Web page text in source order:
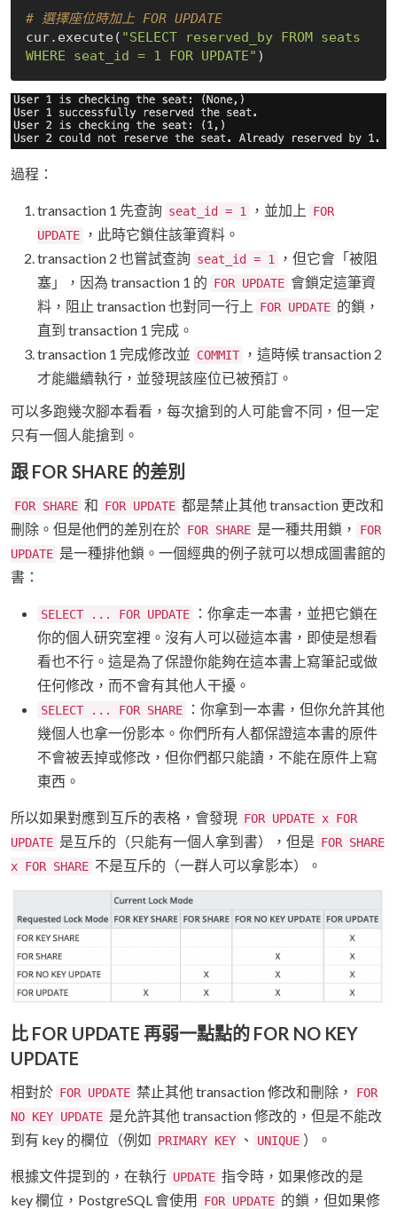
# 選擇座位時加上 FOR UPDATE
cur.execute( "SELECT reserved_by FROM seats
WHERE seat_id = 1 FOR UPDATE"
過程：
transaction 1 先查詢 seat_id = 1 ，並加上
FOR
UPDATE
，此時它鎖住該筆資料。
transaction 2 也嘗試查詢 seat_id = 1
，但它會「被阻
塞」，因為 transaction 1 的 FOR UPDATE 會鎖定這筆資
料，阻止 transaction 也對同一行上
FOR UPDATE 的鎖，
直到 transaction 1 完成。
transaction 1 完成修改並 COMMIT
，這時候 transaction 2
才能繼續執行，並發現該座位已被預訂。
可以多跑幾次腳本看看，每次搶到的人可能會不同，但一定
只有一個人能搶到。
跟 FOR SHARE 的差別
FOR SHARE 和 FOR UPDATE 都是禁止其他 transaction 更改和
刪除。但是他們的差別在於 FOR SHARE 是一種共用鎖，
FOR
UPDATE 是一種排他鎖。一個經典的例子就可以想成圖書館的
書：
SELECT ... FOR UPDATE
：你拿走一本書，並把它鎖在
你的個人研究室裡。沒有人可以碰這本書，即使是想看
看也不行。這是為了保證你能夠在這本書上寫筆記或做
任何修改，而不會有其他人干擾。
SELECT ... FOR SHARE
：你拿到一本書，但你允許其他
幾個人也拿一份影本。你們所有人都保證這本書的原件
不會被丟掉或修改，但你們都只能讀，不能在原件上寫
東西。
所以如果對應到互斥的表格，會發現 FOR UPDATE x FOR
UPDATE 是互斥的（只能有一個人拿到書），但是 FOR SHARE
x FOR SHARE 不是互斥的（一群人可以拿影本）。
比 FOR UPDATE 再弱一點點的 FOR NO KEY
UPDATE
相對於 FOR UPDATE 禁止其他 transaction 修改和刪除，
FOR
NO KEY UPDATE 是允許其他 transaction 修改的，但是不能改
到有 key 的欄位（例如 PRIMARY KEY 、 UNIQUE ）。
根據文件提到的，在執行 UPDATE 指令時，如果修改的是
key 欄位，PostgreSQL 會使用 FOR UPDATE 的鎖，但如果修